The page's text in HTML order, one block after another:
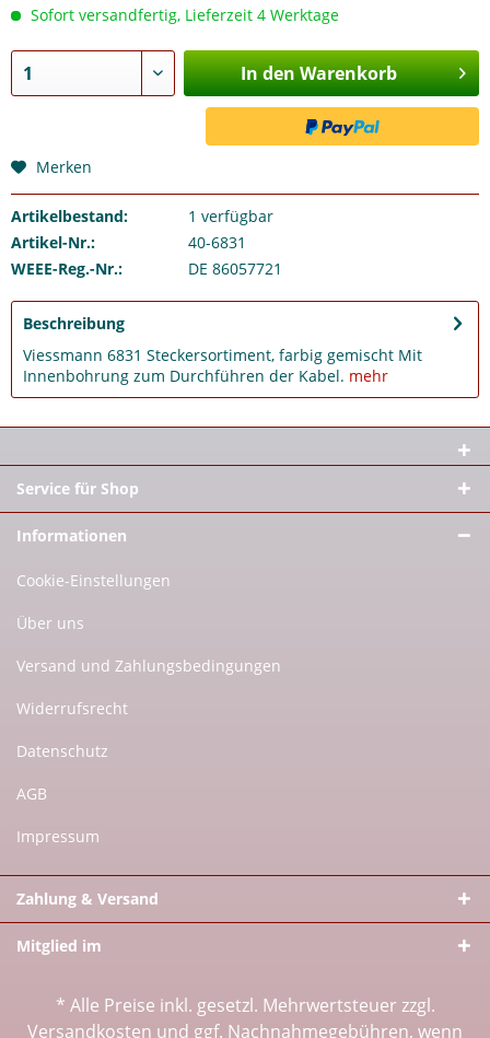
Sofort versandfertig, Lieferzeit 4 Werktage
In den Warenkorb
Merken
Artikelbestand: 1 verfügbar
Artikel-Nr.:
40-6831
WEEE-Reg.-Nr.:
DE 86057721
Beschreibung
Viessmann 6831 Steckersortiment, farbig gemischt Mit
Innenbohrung zum Durchführen der Kabel. mehr
Service für Shop
Informationen
Cookie-Einstellungen
Über uns
Versand und Zahlungsbedingungen
Widerrufsrecht
Datenschutz
AGB
Impressum
Zahlung & Versand
Mitglied im
* Alle Preise inkl. gesetzl. Mehrwertsteuer zzgl.
Versandkosten und ggf. Nachnahmegebühren, wenn